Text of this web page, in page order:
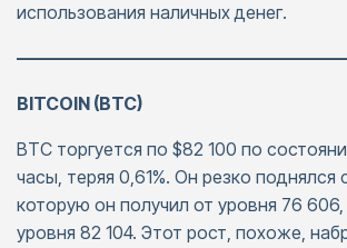
использования наличных денег.
BITCOIN (BTC)
BTC торгуется по $82 100 по
часы, теряя 0,61%. Он резко
которую он получил от уровня 76 606,
уровня 82 104. Этот рост, похоже,